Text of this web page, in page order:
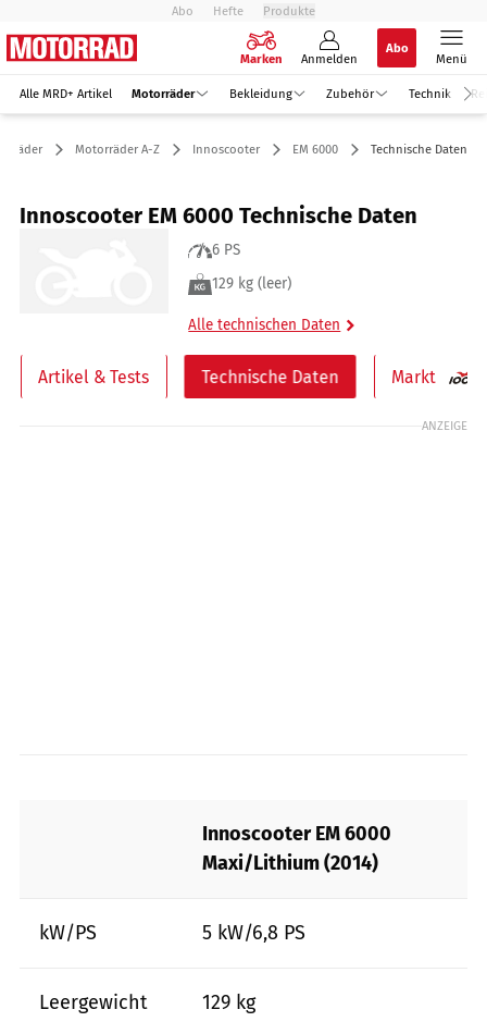
Abo Hefte Produkte
Marken Anmelden
Abo
Menü
Alle MRD+ Artikel Motorräder Bekleidung Zubehör Technik
Motorräder A-Z Innoscooter EM 6000 Technische Daten
Innoscooter EM 6000 Technische Daten
6 PS
129 kg (leer)
Alle technischen Daten
Artikel & Tests Technische Daten Markt
ANZEIGE
Innoscooter EM 6000
Maxi/Lithium (2014)
kW/PS 5 kW/6,8 PS
Leergewicht 129 kg